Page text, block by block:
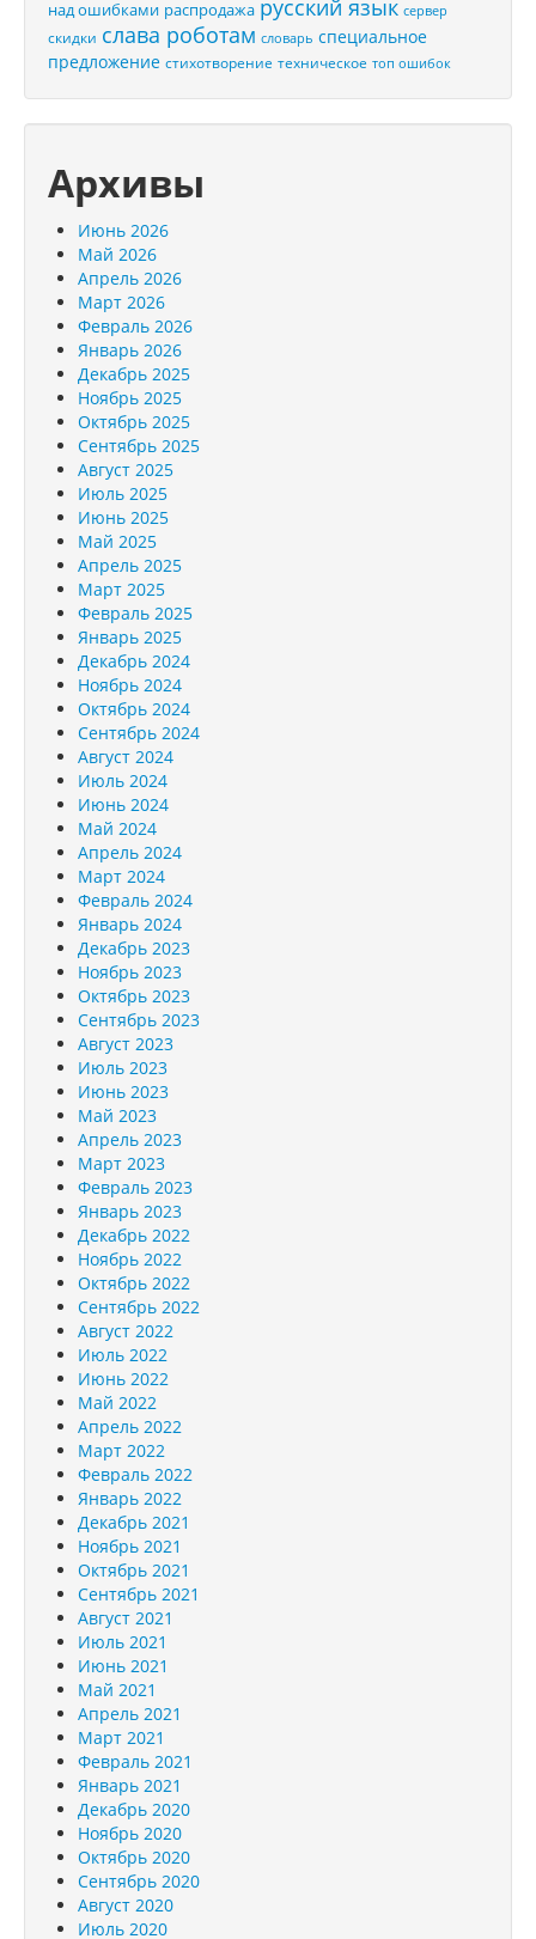
над ошибками распродажа русский язык сервер
скидки слава роботам словарь специальное
предложение стихотворение техническое топ ошибок
Архивы
Июнь 2026
Май 2026
Апрель 2026
Март 2026
Февраль 2026
Январь 2026
Декабрь 2025
Ноябрь 2025
Октябрь 2025
Сентябрь 2025
Август 2025
Июль 2025
Июнь 2025
Май 2025
Апрель 2025
Март 2025
Февраль 2025
Январь 2025
Декабрь 2024
Ноябрь 2024
Октябрь 2024
Сентябрь 2024
Август 2024
Июль 2024
Июнь 2024
Май 2024
Апрель 2024
Март 2024
Февраль 2024
Январь 2024
Декабрь 2023
Ноябрь 2023
Октябрь 2023
Сентябрь 2023
Август 2023
Июль 2023
Июнь 2023
Май 2023
Апрель 2023
Март 2023
Февраль 2023
Январь 2023
Декабрь 2022
Ноябрь 2022
Октябрь 2022
Сентябрь 2022
Август 2022
Июль 2022
Июнь 2022
Май 2022
Апрель 2022
Март 2022
Февраль 2022
Январь 2022
Декабрь 2021
Ноябрь 2021
Октябрь 2021
Сентябрь 2021
Август 2021
Июль 2021
Июнь 2021
Май 2021
Апрель 2021
Март 2021
Февраль 2021
Январь 2021
Декабрь 2020
Ноябрь 2020
Октябрь 2020
Сентябрь 2020
Август 2020
Июль 2020